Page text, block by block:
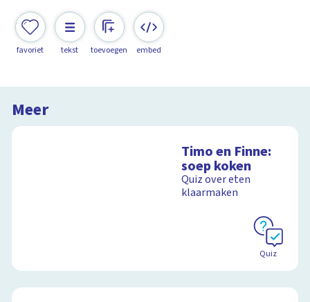
favoriet tekst toevoegen embed
Meer
Timo en Finne:
soep koken
Quiz over eten
klaarmaken
Quiz